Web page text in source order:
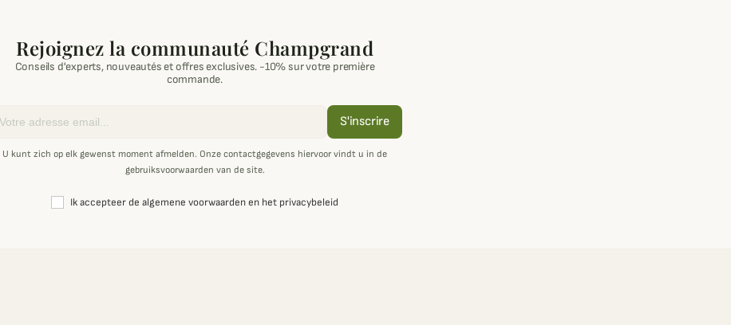
Rejoignez la communauté Champgrand
Conseils d'experts, nouveautés et offres exclusives. -10% sur votre première
commande.
S'inscrire
U kunt zich op elk gewenst moment afmelden. Onze contactgegevens hiervoor vindt u in de
gebruiksvoorwaarden van de site.
Ik accepteer de algemene voorwaarden en het privacybeleid